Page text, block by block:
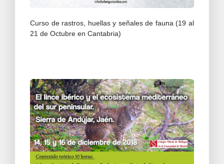
Curso de rastros, huellas y señales de fauna (19 al
21 de Octubre en Cantabria)